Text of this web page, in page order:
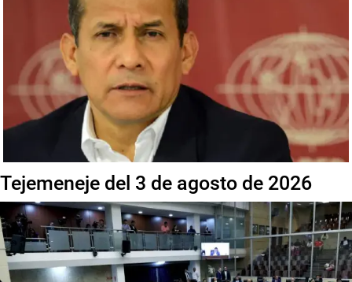
Tejemeneje del 3 de agosto de 2026